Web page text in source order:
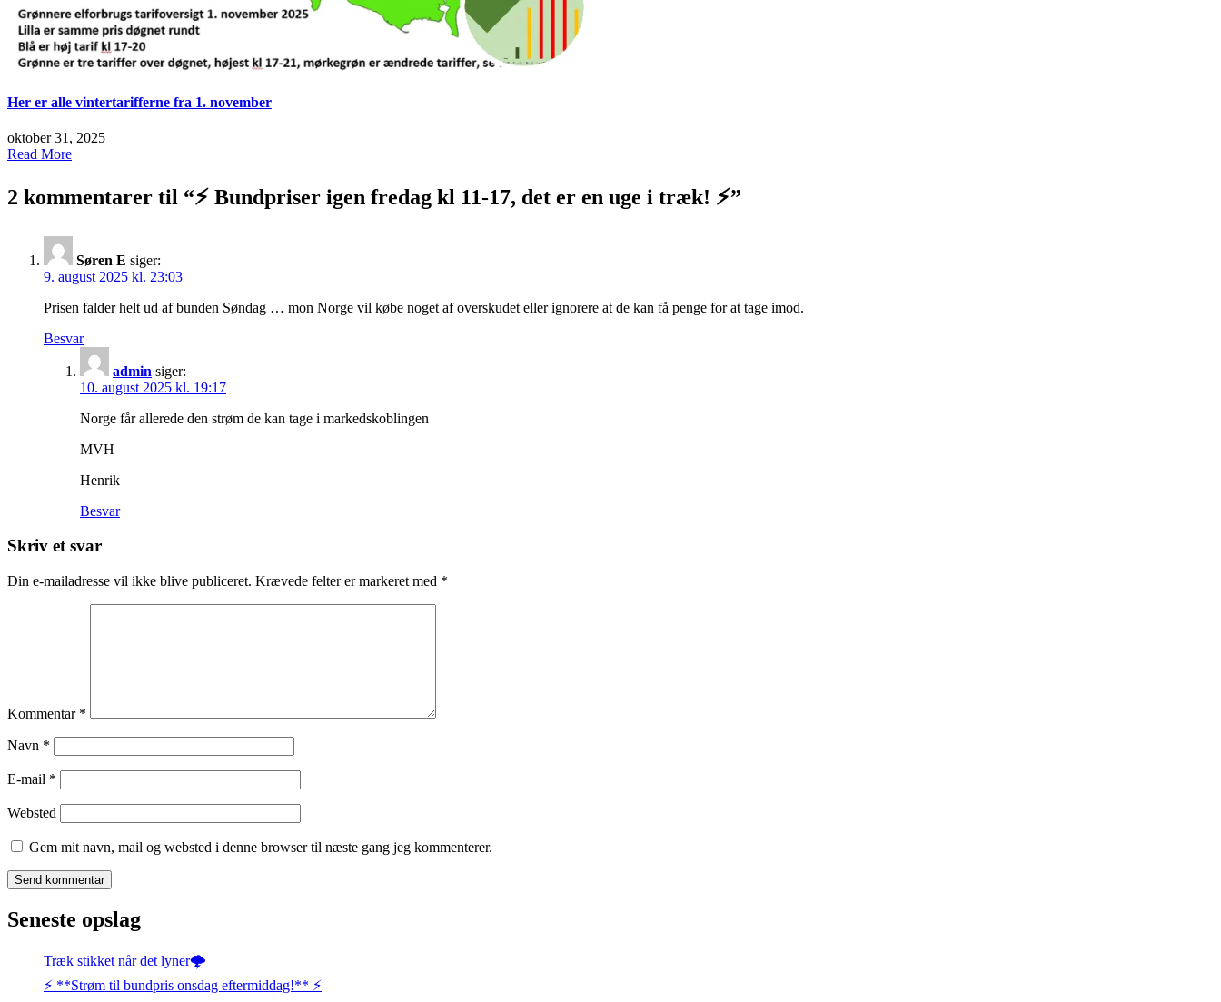
Her er alle vintertarifferne fra 1. november
oktober 31, 2025
Read More
2 kommentarer til “⚡️ Bundpriser igen fredag kl 11-17, det er en uge i træk! ⚡️”
Søren E siger:
9. august 2025 kl. 23:03
Prisen falder helt ud af bunden Søndag … mon Norge vil købe noget af overskudet eller ignorere at de kan få penge for at tage imod.
Besvar
admin siger:
10. august 2025 kl. 19:17
Norge får allerede den strøm de kan tage i markedskoblingen
MVH
Henrik
Besvar
Skriv et svar
Din e-mailadresse vil ikke blive publiceret. Krævede felter er markeret med *
Kommentar *
Navn *
E-mail *
Websted
Gem mit navn, mail og websted i denne browser til næste gang jeg kommenterer.
Seneste opslag
Træk stikket når det lyner🌩️
⚡️ **Strøm til bundpris onsdag eftermiddag!** ⚡️